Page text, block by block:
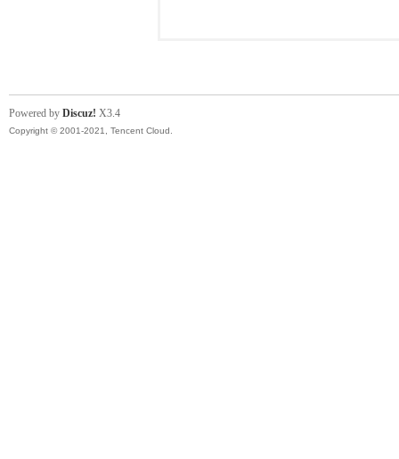
Powered by Discuz! X3.4
Copyright © 2001-2021, Tencent Cloud.